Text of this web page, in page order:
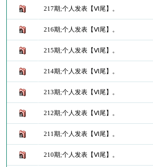
217期;个人发表【Ⅵ尾】。
216期;个人发表【Ⅵ尾】。
215期;个人发表【Ⅵ尾】。
214期;个人发表【Ⅵ尾】。
213期;个人发表【Ⅵ尾】。
212期;个人发表【Ⅵ尾】。
211期;个人发表【Ⅵ尾】。
210期;个人发表【Ⅵ尾】。